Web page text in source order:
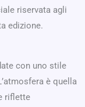
riservata agli
edizione.
con uno stile
è quella
riflette